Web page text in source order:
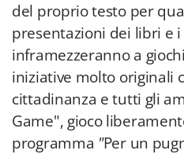
del proprio testo per
presentazioni dei libri e
inframezzeranno a
iniziative molto originali
cittadinanza e tutti gli
Game", gioco
programma "Per un